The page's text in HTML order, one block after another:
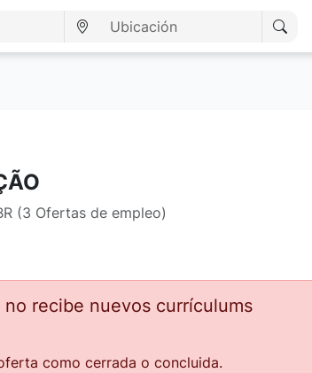
(3 Ofertas de empleo)
recibe nuevos currículums
como cerrada o concluida.